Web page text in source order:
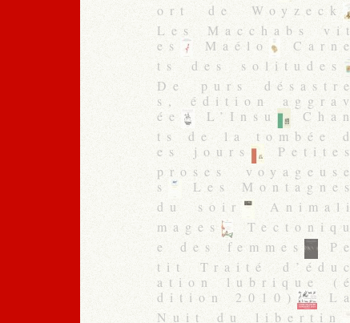
ort de Woyzeck
Les Macchabs vit
es
Maélo
Carne
ts des solitudes
De purs désastre
s, édition aggrav
ée
L’Insu
Chan
ts de la tombée d
es jours
Petites
proses voyageuse
s
Les Montagnes
du soir
Animali
mages
Tectoniqu
e des femmes
Pe
tit Traité d’éduc
ation lubrique (é
dition 2010)
La
Nuit du libertin